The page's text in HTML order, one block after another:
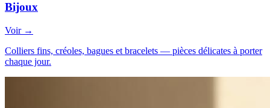
Bijoux
Voir →
Colliers fins, créoles, bagues et bracelets — pièces délicates à porter
chaque jour.